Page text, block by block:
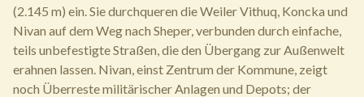
(2.145 m) ein. Sie durchqueren die Weiler Vithuq, Koncka und
Nivan auf dem Weg nach Sheper, verbunden durch einfache,
teils unbefestigte Straßen, die den Übergang zur Außenwelt
erahnen lassen. Nivan, einst Zentrum der Kommune, zeigt
noch Überreste militärischer Anlagen und Depots; der